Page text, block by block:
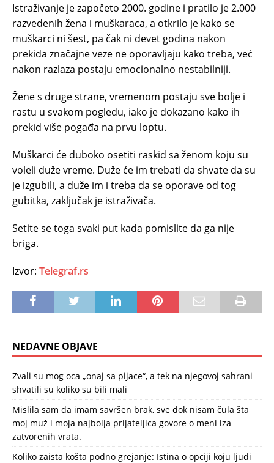
Istraživanje je započeto 2000. godine i pratilo je 2.000
razvedenih žena i muškaraca, a otkrilo je kako se
muškarci ni šest, pa čak ni devet godina nakon
prekida značajne veze ne oporavljaju kako treba, već
nakon razlaza postaju emocionalno nestabilniji.
Žene s druge strane, vremenom postaju sve bolje i
rastu u svakom pogledu, iako je dokazano kako ih
prekid više pogađa na prvu loptu.
Muškarci će duboko osetiti raskid sa ženom koju su
voleli duže vreme. Duže će im trebati da shvate da su
je izgubili, a duže im i treba da se oporave od tog
gubitka, zaključak je istraživača.
Setite se toga svaki put kada pomislite da ga nije
briga.
Izvor: Telegraf.rs
NEDAVNE OBJAVE
Zvali su mog oca „onaj sa pijace“, a tek na njegovoj sahrani
shvatili su koliko su bili mali
Mislila sam da imam savršen brak, sve dok nisam čula šta
moj muž i moja najbolja prijateljica govore o meni iza
zatvorenih vrata.
Koliko zaista košta podno grejanje: Istina o opciji koju ljudi